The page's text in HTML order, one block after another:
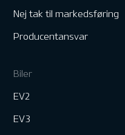
Nej tak til markedsføring
Producentansvar
Biler
EV2
EV3